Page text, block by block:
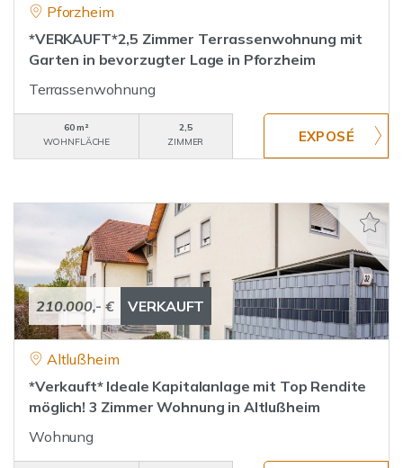
Pforzheim
*VERKAUFT*2,5 Zimmer Terrassenwohnung mit
Garten in bevorzugter Lage in Pforzheim
Terrassenwohnung
60 m²
WOHNFLÄCHE
2,5
ZIMMER
210.000,- € VERKAUFT
Altlußheim
*Verkauft* Ideale Kapitalanlage mit Top Rendite
möglich! 3 Zimmer Wohnung in Altlußheim
Wohnung